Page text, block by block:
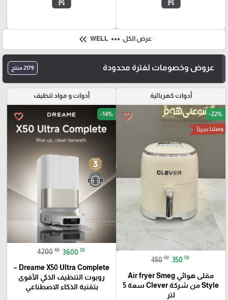
عرض الكل more_horiz
WELL
keyboard_double_arrow_left
عروض وخصومات لفترة محدودة 2179 منتج
أدوات كهربائية
favorite_border -22%
وصلنا حديثاً
450 ₪ 350 ₪
مقلى هوائي Air fryer Smeg
Style من شركة Clever سعة 5
لتر
أدوات و مواد تنظيف
favorite_border -14%
4200 ₪ 3600 ₪
Dreame X50 Ultra Complete –
روبوت التنظيف الذكي الأقوى
بتقنية الذكاء الاصطناعي